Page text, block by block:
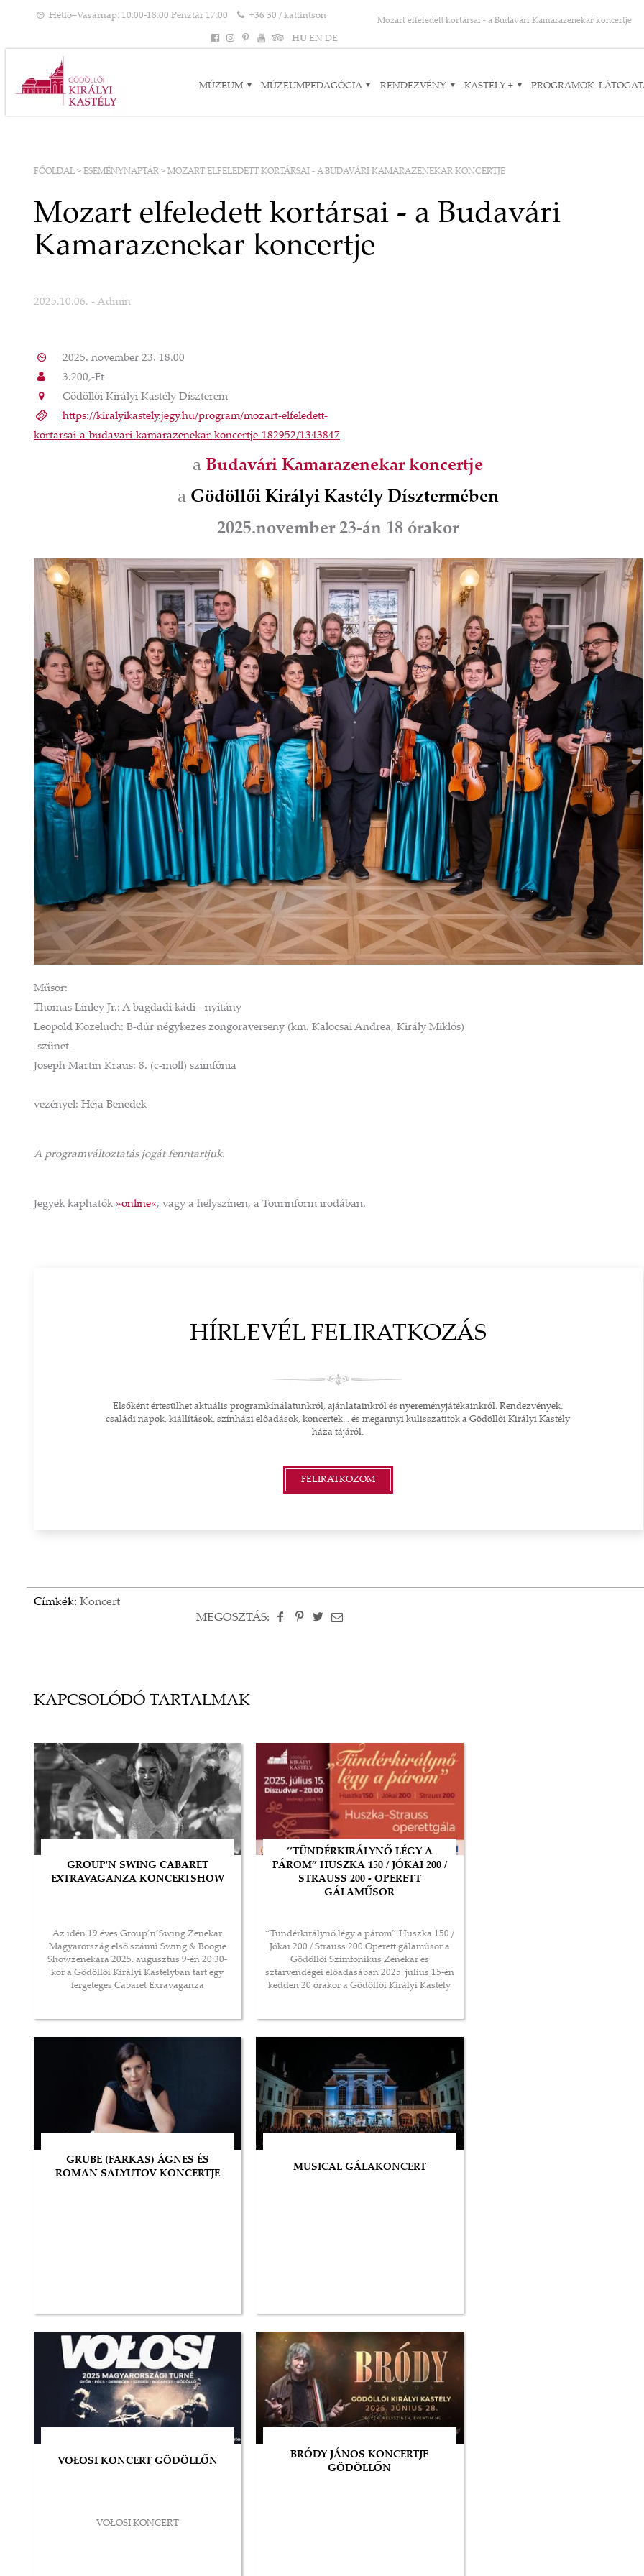
Hétfő–Vasárnap: 10:00-18:00 Pénztár 17:00 +36 30 / kattintson
Mozart elfeledett kortársai - a Budavári Kamarazenekar koncertje
HU EN DE
MÚZEUM MÚZEUMPEDAGÓGIA RENDEZVÉNY KASTÉLY + PROGRAMOK
FŐOLDAL > ESEMÉNYNAPTÁR > MOZART ELFELEDETT KORTÁRSAI - A BUDAVÁRI KAMARAZENEKAR KONCERTJE
Mozart elfeledett kortársai - a Budavári
Kamarazenekar koncertje
2025.10.06. - Admin
2025. november 23. 18.00
3.200,-Ft
Gödöllői Királyi Kastély Díszterem
https://kiralyikastely.jegy.hu/program/mozart-elfeledett-
kortarsai-a-budavari-kamarazenekar-koncertje-182952/1343847
a Budavári Kamarazenekar koncertje
a Gödöllői Királyi Kastély Dísztermében
2025.november 23-án 18 órakor
Műsor:
Thomas Linley Jr.: A bagdadi kádi - nyitány
Leopold Kozeluch: B-dúr négykezes zongoraverseny (km. Kalocsai Andrea, Király Miklós)
-szünet-
Joseph Martin Kraus: 8. (c-moll) szimfónia
vezényel: Héja Benedek
A programváltoztatás jogát fenntartjuk.
Jegyek kaphatók »online«, vagy a helyszínen, a Tourinform irodában.
HÍRLEVÉL FELIRATKOZÁS
Elsőként értesülhet aktuális programkínálatunkról, ajánlatainkról és nyereményjátékainkról. Rendezvények,
családi napok, kiállítások, színházi előadások, koncertek... és megannyi kulisszatitok a Gödöllői Királyi Kastély
háza tájáról.
FELIRATKOZOM
Címkék: Koncert
MEGOSZTÁS:
KAPCSOLÓDÓ TARTALMAK
GROUP'N SWING CABARET
EXTRAVAGANZA KONCERTSHOW
Az idén 19 éves Group’n’Swing Zenekar
Magyarország első számú Swing & Boogie
Showzenekara 2025. augusztus 9-én 20:30-
kor a Gödöllői Királyi Kastélyban tart egy
fergeteges Cabaret Exravaganza
’’TÜNDÉRKIRÁLYNŐ LÉGY A
PÁROM” HUSZKA 150 / JÓKAI 200 /
STRAUSS 200 - OPERETT
GÁLAMŰSOR
“Tündérkirálynő légy a párom” Huszka 150 /
Jókai 200 / Strauss 200 Operett gálaműsor a
Gödöllői Szimfonikus Zenekar és
sztárvendégei előadásában 2025. július 15-én
kedden 20 órakor a Gödöllői Királyi Kastély
GRUBE (FARKAS) ÁGNES ÉS
ROMAN SALYUTOV KONCERTJE
MUSICAL GÁLAKONCERT
VOŁOSI KONCERT GÖDÖLLŐN
VOŁOSI KONCERT
BRÓDY JÁNOS KONCERTJE
GÖDÖLLŐN
HELLO EASTER GREEN
TOVÁBB A SHOPRA
ARANYOZOTT NYAKLÁNC
29 150 FT